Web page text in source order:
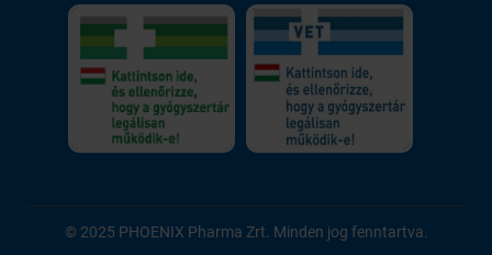
© 2025 PHOENIX Pharma Zrt. Minden jog fenntartva.